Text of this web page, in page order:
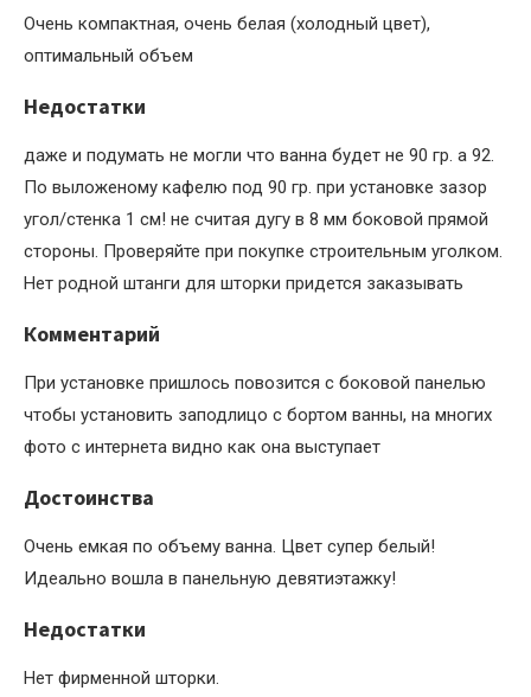
Очень компактная, очень белая (холодный цвет),
оптимальный объем
Недостатки
даже и подумать не могли что ванна будет не 90 гр. а 92.
По выложеному кафелю под 90 гр. при установке зазор
угол/стенка 1 см! не считая дугу в 8 мм боковой прямой
стороны. Проверяйте при покупке строительным уголком.
Нет родной штанги для шторки придется заказывать
Комментарий
При установке пришлось повозится с боковой панелью
чтобы установить заподлицо с бортом ванны, на многих
фото с интернета видно как она выступает
Достоинства
Очень емкая по объему ванна. Цвет супер белый!
Идеально вошла в панельную девятиэтажку!
Недостатки
Нет фирменной шторки.